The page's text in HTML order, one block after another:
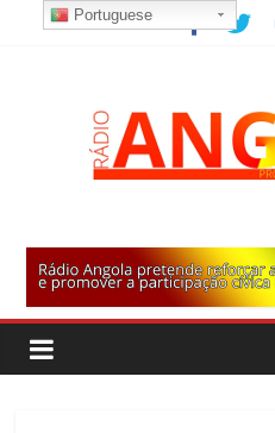
Portuguese